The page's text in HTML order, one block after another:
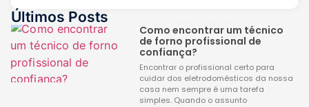
Últimos Posts
Como encontrar um técnico
de forno profissional de
confiança?
Encontrar o profissional certo para
cuidar dos eletrodomésticos da nossa
casa nem sempre é uma tarefa
simples. Quando o assunto